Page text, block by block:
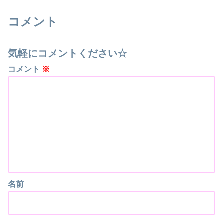
コメント
気軽にコメントください☆
コメント ※
名前